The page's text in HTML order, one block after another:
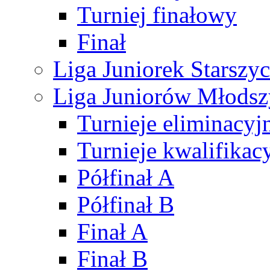
Turniej finałowy
Finał
Liga Juniorek
Liga Juniorów
Turnieje
Turnieje
Półfinał A
Półfinał B
Finał A
Finał B